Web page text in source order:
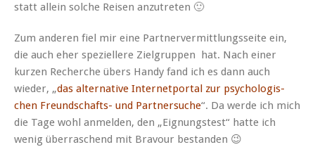
statt allein solche Reisen anzutreten 🙂
Zum anderen fiel mir eine Part­nerver­mit­tlungs­seite ein,
die auch eher speziellere Ziel­grup­pen hat. Nach ein­er
kurzen Recherche übers Handy fand ich es dann auch
wieder, „das alter­na­tive Inter­net­por­tal zur psy­chol­o­gis­
chen Fre­und­schafts- und Part­ner­suche“. Da werde ich mich
die Tage wohl anmelden, den „Eig­nung­stest“ hat­te ich
wenig über­raschend mit Bravour bestanden 😉